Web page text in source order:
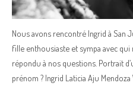
Nous avons rencontré Ingrid à San
fille enthousiaste et sympa avec qui
répondu à nos questions. Portrait
prénom ? Ingrid Laticia Aju Mendoza